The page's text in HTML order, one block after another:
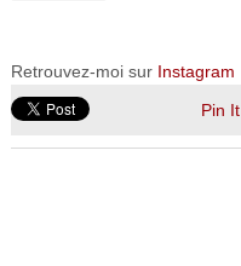
Retrouvez-moi sur Instagram
Pin It